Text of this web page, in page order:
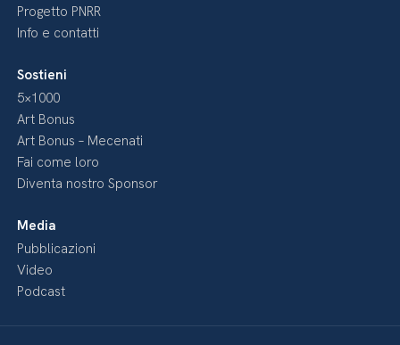
Progetto PNRR
Info e contatti
Sostieni
5×1000
Art Bonus
Art Bonus – Mecenati
Fai come loro
Diventa nostro Sponsor
Media
Pubblicazioni
Video
Podcast